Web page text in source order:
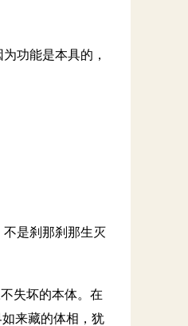
功能是本具的，
是刹那刹那生灭
失坏的本体。在
来藏的体相，犹